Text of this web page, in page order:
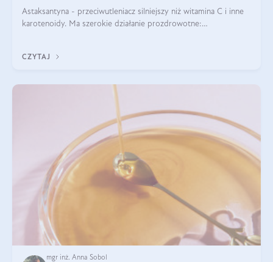
Astaksantyna - przeciwutleniacz silniejszy niż witamina C i inne
karotenoidy. Ma szerokie działanie prozdrowotne:
CZYTAJ
mgr inż. Anna Sobol